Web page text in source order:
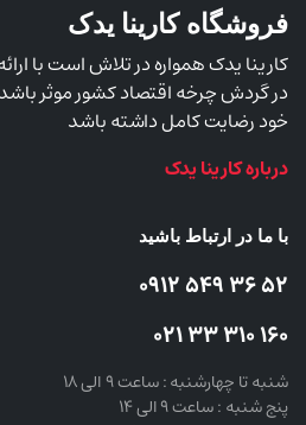
فروشگاه کارینا یدک
کارینا یدک همواره در تلاش است با
در گردش چرخه اقتصاد کشور موثر
خود رضایت کامل داشته باشد
درباره کارینا یدک
با ما در ارتباط باشید
52 36 549 0912
160 310 33 021
شنبه تا چهارشنبه : ساعت 9 الی 18
پنج شنبه : ساعت 9 الی 14